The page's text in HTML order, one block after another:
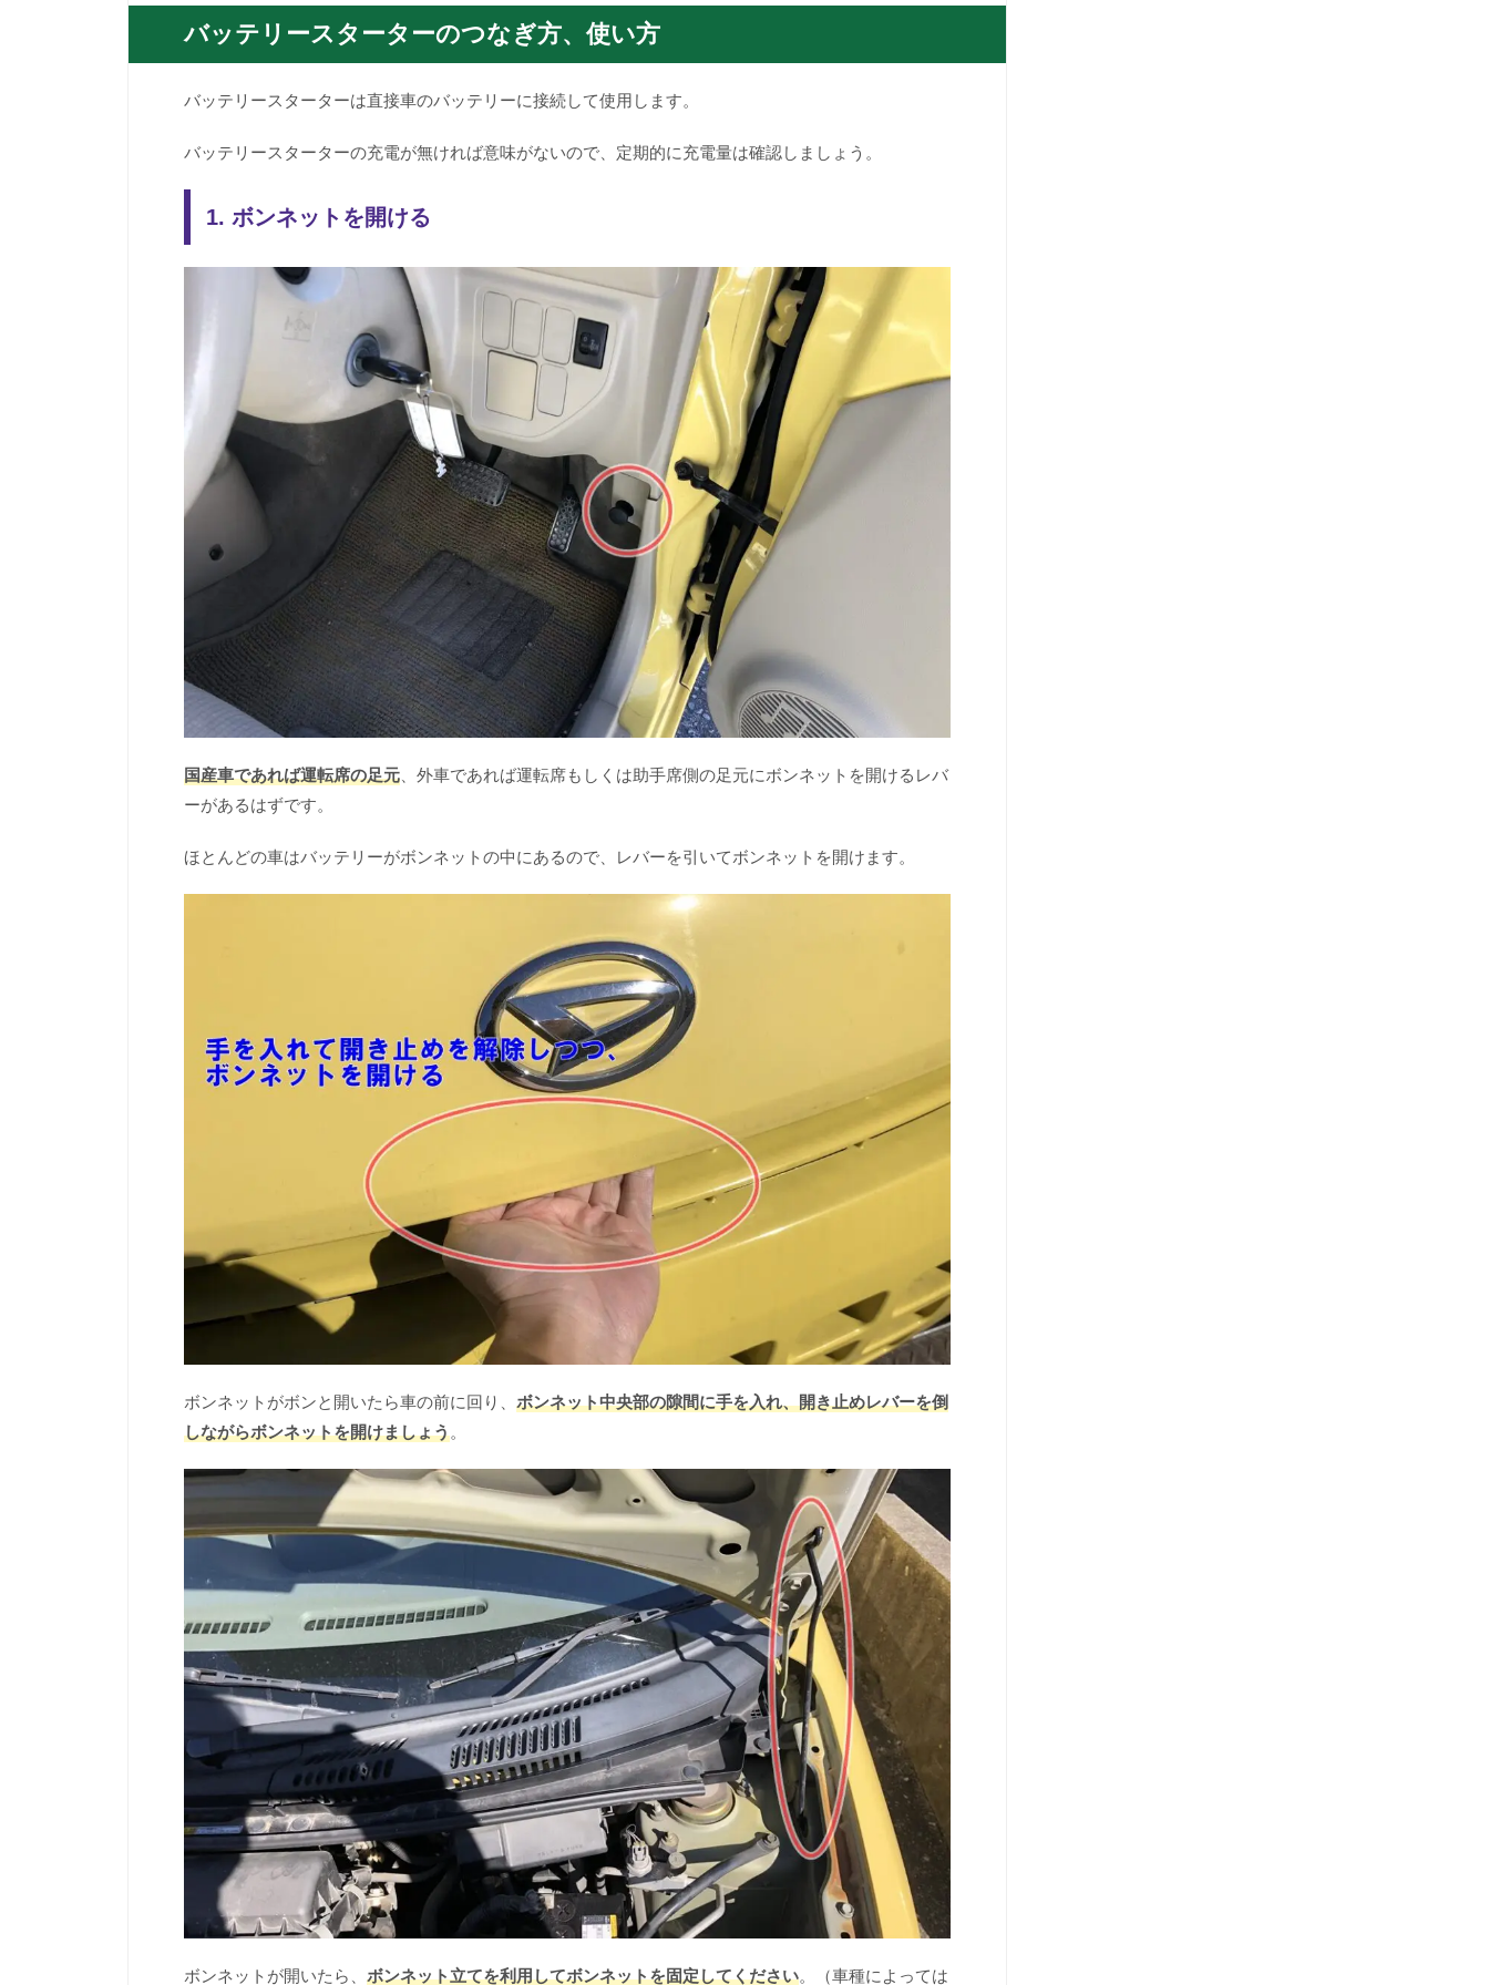
バッテリースターターのつなぎ方、使い方
バッテリースターターは直接車のバッテリーに接続して使用します。
バッテリースターターの充電が無ければ意味がないので、定期的に充電量は確認しましょう。
1. ボンネットを開ける
国産車であれば運転席の足元 、外車であれば運転席もしくは助手席側の足元にボンネットを開けるレバ
ーがあるはずです。
ほとんどの車はバッテリーがボンネットの中にあるので、レバーを引いてボンネットを開けます。
ボンネットがボンと開いたら車の前に回り、 ボンネット中央部の隙間に手を入れ、開き止めレバーを倒
しながらボンネットを開けましょう。
ボンネットが開いたら、 ボンネット立てを利用してボンネットを固定してください。（車種によっては